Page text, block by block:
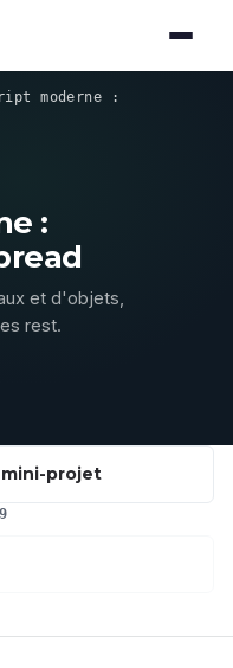
moderne :
:
et d'objets,
rest.
projet